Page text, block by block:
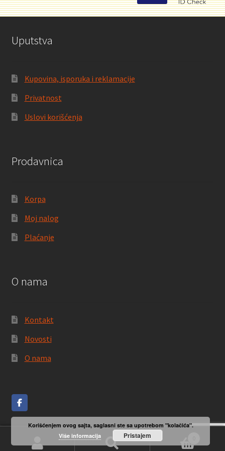
Uputstva
Kupovina, isporuka i reklamacije
Privatnost
Uslovi korišćenja
Prodavnica
Korpa
Moj nalog
Plaćanje
O nama
Kontakt
Novosti
O nama
Korišćenjem ovog sajta, saglasni ste sa upotrebom "kolačića".
Više informacija
Pristajem